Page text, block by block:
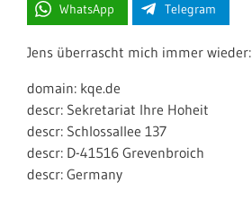
WhatsApp Telegram
Jens überrascht mich immer wieder:
domain: kqe.de
descr: Sekretariat Ihre Hoheit
descr: Schlossallee 137
descr: D-41516 Grevenbroich
descr: Germany